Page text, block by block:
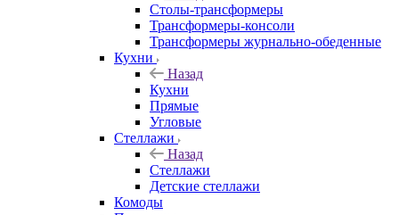
Столы-трансформеры
Трансформеры-консоли
Трансформеры журнально-обеденные
Кухни
Назад
Кухни
Прямые
Угловые
Стеллажи
Назад
Стеллажи
Детские стеллажи
Комоды